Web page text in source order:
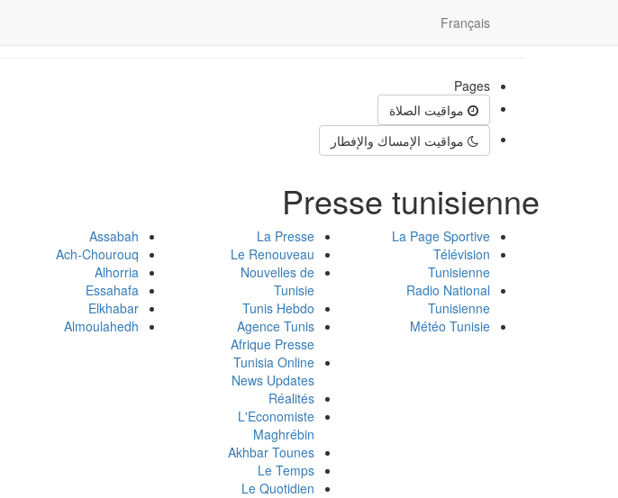
Français
Pages
مواقيت الصلاة
مواقيت الإمساك والإفطار
Presse tunisienne
Assabah
Ach-Chourouq
Alhorria
Essahafa
Elkhabar
Almoulahedh
La Presse
Le Renouveau
Nouvelles de
Tunisie
Tunis Hebdo
Agence Tunis
Afrique Presse
Tunisia Online
News Updates
Réalités
L'Economiste
Maghrébin
Akhbar Tounes
Le Temps
Le Quotidien
La Page Sportive
Télévision
Tunisienne
Radio National
Tunisienne
Météo Tunisie